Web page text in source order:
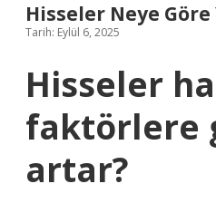
Hisseler Neye
Tarih: Eylül 6, 2025
Hisseler
faktörlere
artar?